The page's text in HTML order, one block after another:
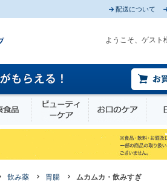
配送について
ようこそ、ゲスト
トレンズ健康食品 ビューティーケアお口の
飲み薬 胃腸 ムカムカ・飲みすぎ